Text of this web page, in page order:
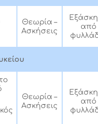
Θεωρία –
Ασκήσεις
από
Θεωρία –
Ασκήσεις
από